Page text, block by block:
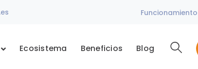
Funcionamiento
Ecosistema Beneficios Blog